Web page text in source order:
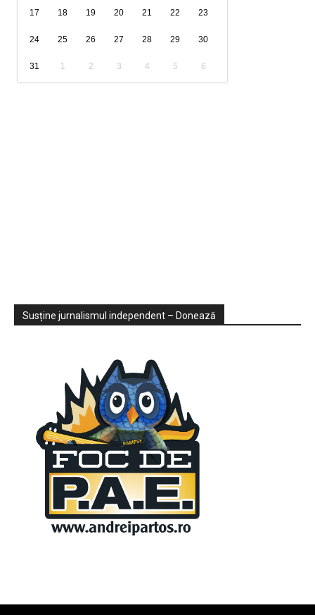
17 18 19 20 21 22 23
24 25 26 27 28 29 30
31 1 2 3 4 5 6
Sondaje
Video
Susține jurnalismul independent – Donează